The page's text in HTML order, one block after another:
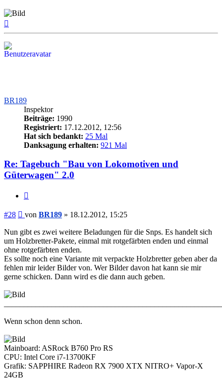
BR189
Inspektor
Beiträge: 1990
Registriert: 17.12.2012, 12:56
Hat sich bedankt: 25 Mal
Danksagung erhalten: 921 Mal
Re: Tagebuch "Bau von Lokomotiven und
Güterwagen" 2.0
#28 Beitrag
von BR189 » 18.12.2012, 15:25
Nun gibt es zwei weitere Beladungen für die Snps. Es handelt sich
um Holzbretter-Pakete, einmal mit rotgefärbten enden und einmal
ohne rotgefärbten enden.
Es sollte noch eine Variante mit verpackte Holzbretter geben aber da
fehlen mir leider Bilder von. Wer Bilder davon hat kann sie mir
gerne schicken. Dann wird es die dann auch geben.
Wenn schon denn schon.
Mainboard: ASRock B760 Pro RS
CPU: Intel Core i7-13700KF
Grafik: SAPPHIRE Radeon RX 7900 XTX NITRO+ Vapor-X
24GB